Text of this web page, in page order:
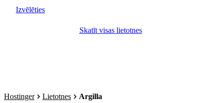
Izvēlēties
Skatīt visas lietotnes
Hostinger Lietotnes Argilla